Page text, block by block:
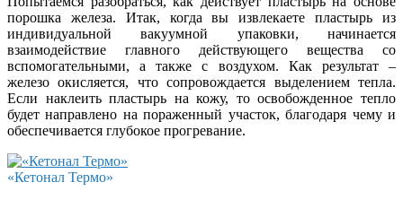
порошка железа. Итак, когда вы извлекаете пластырь из
индивидуальной вакуумной упаковки, начинается
взаимодействие главного действующего вещества со
вспомогательными, а также с воздухом. Как результат –
железо окисляется, что сопровождается выделением тепла.
Если наклеить пластырь на кожу, то освобожденное тепло
будет направлено на пораженный участок, благодаря чему и
обеспечивается глубокое прогревание.
«Кетонал Термо»